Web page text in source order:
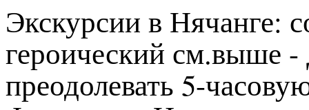
Экскурсии в Нячанге:
героический см.выше
преодолевать 5-